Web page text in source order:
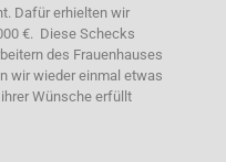
Dafür erhielten wir
€. Diese Schecks
des Frauenhauses
wir wieder einmal etwas
Wünsche erfüllt